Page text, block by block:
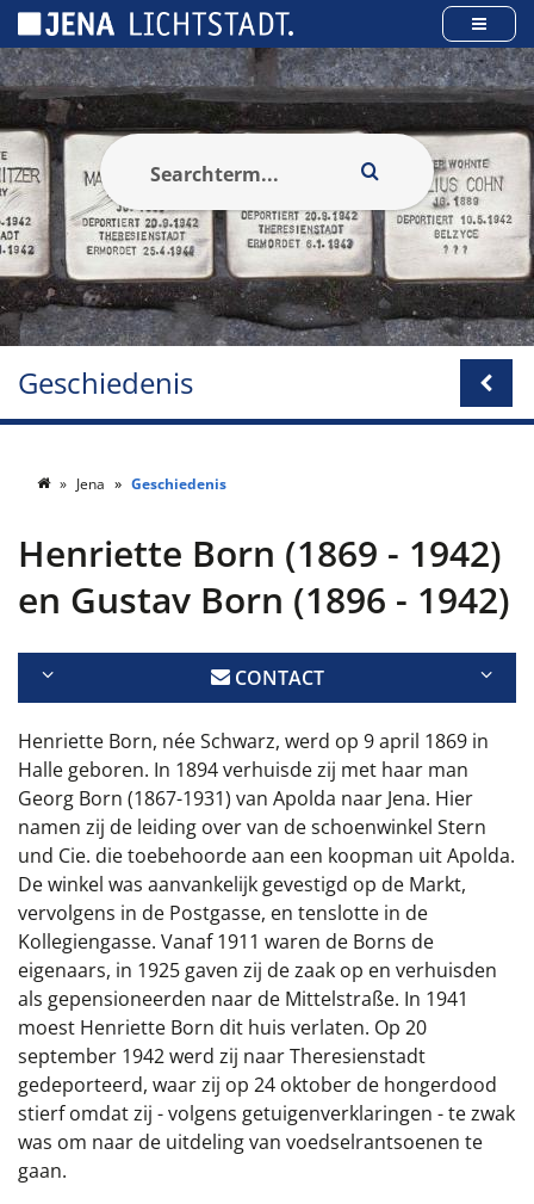
Geschiedenis
Jena Geschiedenis
Henriette Born (1869 - 1942)
en Gustav Born (1896 - 1942)
CONTACT
Henriette Born, née Schwarz, werd op 9 april 1869 in
Halle geboren. In 1894 verhuisde zij met haar man
Georg Born (1867-1931) van Apolda naar Jena. Hier
namen zij de leiding over van de schoenwinkel Stern
und Cie. die toebehoorde aan een koopman uit Apolda.
De winkel was aanvankelijk gevestigd op de Markt,
vervolgens in de Postgasse, en tenslotte in de
Kollegiengasse. Vanaf 1911 waren de Borns de
eigenaars, in 1925 gaven zij de zaak op en verhuisden
als gepensioneerden naar de Mittelstraße. In 1941
moest Henriette Born dit huis verlaten. Op 20
september 1942 werd zij naar Theresienstadt
gedeporteerd, waar zij op 24 oktober de hongerdood
stierf omdat zij - volgens getuigenverklaringen - te zwak
was om naar de uitdeling van voedselrantsoenen te
gaan.
Cookies beheer paneel